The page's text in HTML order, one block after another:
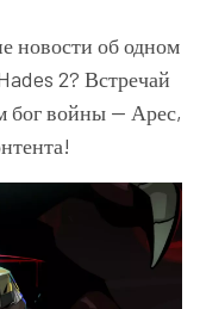
новости об одном
2? Встречай
бог войны — Арес,